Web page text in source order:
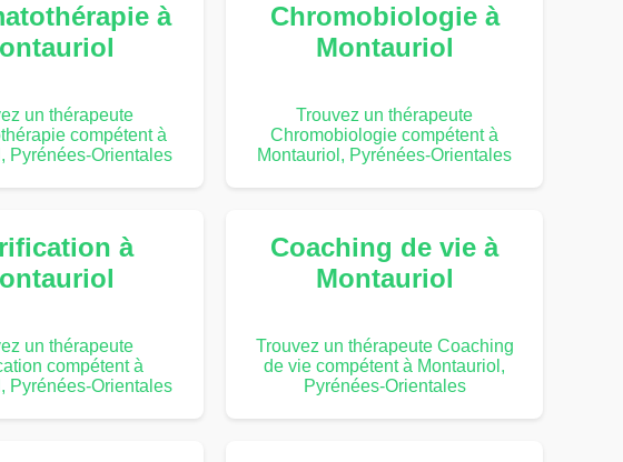
à
un thérapeute
compétent à
Pyrénées-Orientales
Chromobiologie à
Montauriol
Trouvez un thérapeute
Chromobiologie compétent à
Montauriol, Pyrénées-Orientales
à
un thérapeute
compétent à
Pyrénées-Orientales
Coaching de vie à
Montauriol
Trouvez un thérapeute Coaching
de vie compétent à Montauriol,
Pyrénées-Orientales